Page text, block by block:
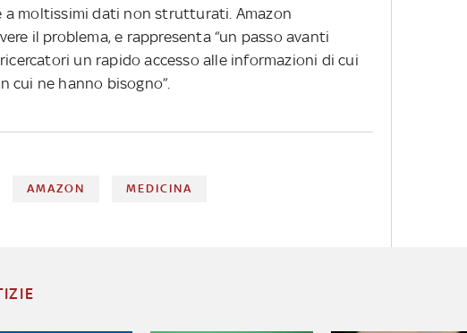
a moltissimi dati non strutturati. Amazon
il problema, e rappresenta “un passo avanti
un rapido accesso alle informazioni di cui
cui ne hanno bisogno”.
AMAZON MEDICINA